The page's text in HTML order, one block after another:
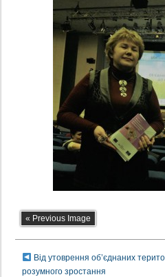
« Previous Image
Від утоврення об’єднаних
розумного зростання